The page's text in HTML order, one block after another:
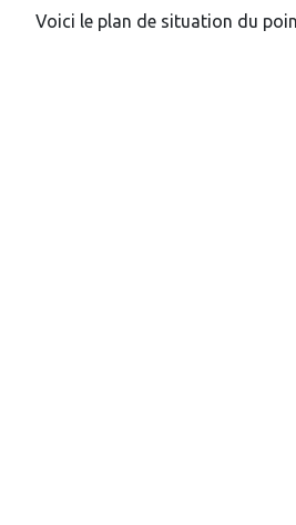
Voici le plan de situation du